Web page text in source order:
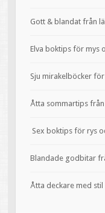
Gott & blandat från
Elva boktips för mys
Sju mirakelböcker
Åtta sommartips
Sex boktips för rys
Blandade godbitar
Åtta deckare med stil